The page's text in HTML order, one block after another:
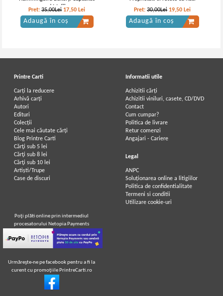
and Muffins
Pret:35,00Lei 17,50 Lei
Adaugă în coș
Pret:30,00Lei 19,50 Lei
Adaugă în coș
Printre Carti
Carți la reducere
Arhivă carți
Autori
Edituri
Colecții
Cele mai căutate cărți
Blog Printre Carti
Cărţi sub 5 lei
Cărţi sub 8 lei
Cărţi sub 10 lei
Artiști/Trupe
Case de discuri
Informatii utile
Achizitii cărți
Achizitii viniluri, casete, CD/DVD
Contact
Cum cumpar?
Politica de livrare
Retur comenzi
Angajari - Cariere
Legal
ANPC
Soluționarea online a litigiilor
Politica de confidentialitate
Termeni si conditii
Utilizare cookie-uri
Poţi plăti online prin intermediul
procesatorului Netopia Payments
Urmăreşte-ne pe facebook pentru a fi la
curent cu promoţiile PrintreCarti.ro